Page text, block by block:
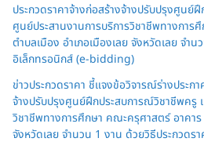
ประกวดราคาจ้างก่อสร้างจ้างปรับปรุงศูนย์
ศูนย์ประสานงานการบริการวิชาชีพทางกา
ตำบลเมือง อำเภอเมืองเลย จังหวัดเลย จำ
อิเล็กทรอนิกส์ (e-bidding)
ข่าวประกวดราคา ชี้แจงข้อวิจารณ์ร่างประกา
จ้างปรับปรุงศูนย์ฝึกประสบการณ์วิชาชีพครู
วิชาชีพทางการศึกษา คณะครุศาสตร์ อาคาร
จังหวัดเลย จำนวน 1 งาน ด้วยวิธีประกวด